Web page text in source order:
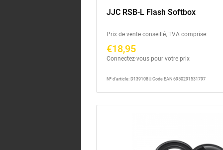
JJC RSB-L Flash Softbox
Prix de vente conseillé, TVA comprise:
€18,95
Connectez-vous pour votre prix
Nº d'article: D139108 || Code EAN 6950291531797